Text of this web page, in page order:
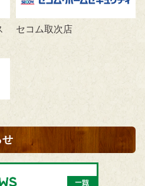
セコム取次店
せ